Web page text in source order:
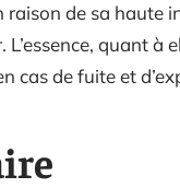
raison de sa haute
L’essence, quant
cas de fuite et